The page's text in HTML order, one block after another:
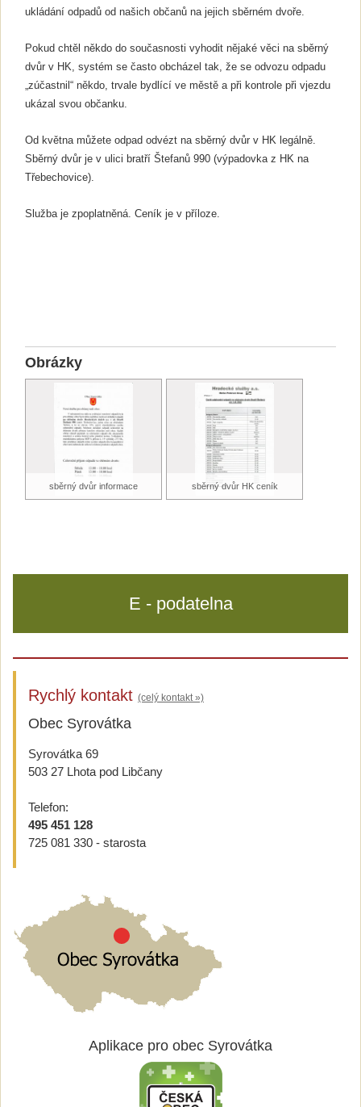
ukládání odpadů od našich občanů na jejich sběrném dvoře.
Pokud chtěl někdo do současnosti vyhodit nějaké věci na sběrný
dvůr v HK, systém se často obcházel tak, že se odvozu odpadu
„zúčastnil“ někdo, trvale bydlící ve městě a při kontrole při vjezdu
ukázal svou občanku.
Od května můžete odpad odvézt na sběrný dvůr v HK legálně.
Sběrný dvůr je v ulici bratří Štefanů 990 (výpadovka z HK na
Třebechovice).
Služba je zpoplatněná. Ceník je v příloze.
Obrázky
sběrný dvůr informace sběrný dvůr HK ceník
E - podatelna
Rychlý kontakt (celý kontakt »)
Obec Syrovátka
Syrovátka 69
503 27 Lhota pod Libčany
Telefon:
495 451 128
725 081 330 - starosta
Aplikace pro obec Syrovátka